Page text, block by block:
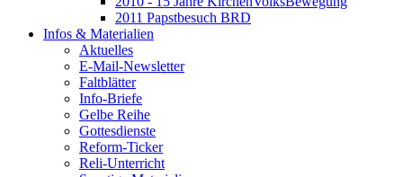
2011 Papstbesuch BRD
Infos & Materialien
Aktuelles
E-Mail-Newsletter
Faltblätter
Info-Briefe
Gelbe Reihe
Gottesdienste
Reform-Ticker
Reli-Unterricht